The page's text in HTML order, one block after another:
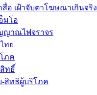
อ เฝ้าจับตาโฆษณาเกินจริง
มโอ
ญาณไฟจราจร
ทย
ภค
ทธิ์
สิทธิผู้บริโภค